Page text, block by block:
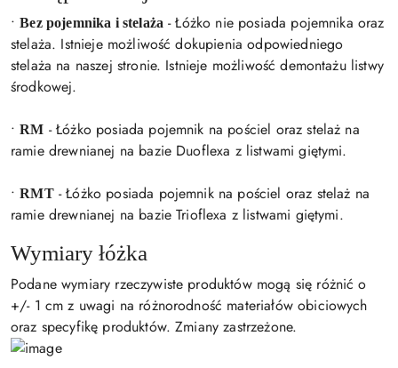
•Bez pojemnika i stelaża - Łóżko nie posiada pojemnika oraz
stelaża. Istnieje możliwość dokupienia odpowiedniego
stelaża na naszej stronie. Istnieje możliwość demontażu listwy
środkowej.
•RM - Łóżko posiada pojemnik na pościel oraz stelaż na
ramie drewnianej na bazie Duoflexa z listwami giętymi.
•RMT- Łóżko posiada pojemnik na pościel oraz stelaż na
ramie drewnianej na bazie Trioflexa z listwami giętymi.
Wymiary łóżka
Podane wymiary rzeczywiste produktów mogą się różnić o
+/- 1 cm z uwagi na różnorodność materiałów obiciowych
oraz specyfikę produktów. Zmiany zastrzeżone.